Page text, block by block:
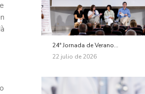
24ª Jornada de Verano...
22 julio de 2026